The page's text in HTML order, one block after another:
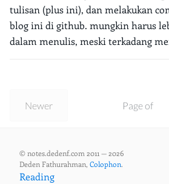
tulisan (plus ini), dan melakukan
blog ini di github. mungkin harus
dalam menulis, meski terkadang
Newer Page of
© notes.dedenf.com 2011 — 2026
Deden Fathurahman, Colophon.
Reading